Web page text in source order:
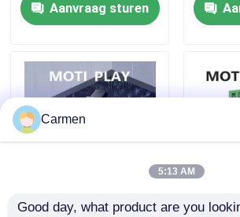
Kwaliteitscontrole
Contacteer ons
Vraag een offerte aan
ELFBAR Vape
vapingplezier
Aanvraag sturen
MOTI PLAY Electronic MOTI
Carmen
5:13 AM
Good day, what product are you